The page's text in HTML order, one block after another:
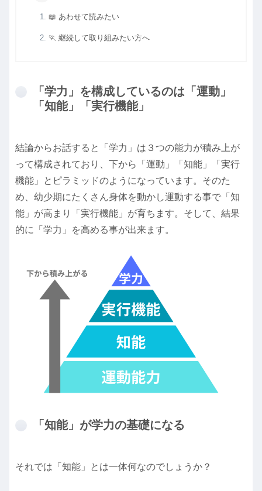
📖 あわせて読みたい
🏃 継続して取り組みたい方へ
「学力」を構成しているのは「運動」
「知能」「実行機能」
結論からお話すると「学力」は３つの能力が積み上が
って構成されており、下から「運動」「知能」「実行
機能」とピラミッドのようになっています。そのた
め、幼少期にたくさん身体を動かし運動する事で「知
能」が高まり「実行機能」が育ちます。そして、結果
的に「学力」を高める事が出来ます。
「知能」が学力の基礎になる
それでは「知能」とは一体何なのでしょうか？